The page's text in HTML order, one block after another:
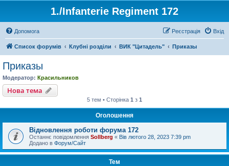
1./Infanterie Regiment 172
Допомога Вхід
Реєстрація
Список форумів Клубні розділи ВИК "Цитадель" Приказы
Приказы
Модератор: Красильников
Нова тема
5 тем • Сторінка 1 з 1
Оголошення
Відновлення роботи форума 172
Останнє повідомлення Sollberg « Вів лютого 28, 2023 7:39 pm
Додано в Форум/Сайт
Тем